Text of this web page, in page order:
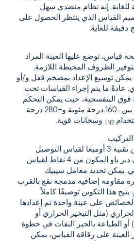
للغاية. إنه نظام منضدي سهل
القياس الذي ينتظر الحصول على
دقيقة للغاية.
قياس، توضع عليها العينة المراد
الظروف المحيطة اللازمة.
يمكن توسيع الإعداد بمضخم قفل و/أو
عادةً ما يتم إجراء القياسات تحت
فوق البنفسجية، حيث يمكن التحكم
في درجة حرارة العينة بين -160 درجة مئوية و+280 درجة
LN2 وسخانات قوية.
تجمع رقاقة القياس بين تقنية 3 أوميغا لقياس التوصيل
الحراري مع ترتيب فان دير باو المكون من 4 نقاط لقياس
يمكن تحديد معامل سيبيك
مقاومة إضافية مدمجة تقع بالقرب
هذا التكوين توصيفًا كاملاً
الخصائص على عينة واحدة تم إعدادها
(مثل التبخير الحراري أو
التبخير بالرش أو MBE) أو الطباعة بالحبر النفاث في خطوة
على رقاقة القياس، يمكن